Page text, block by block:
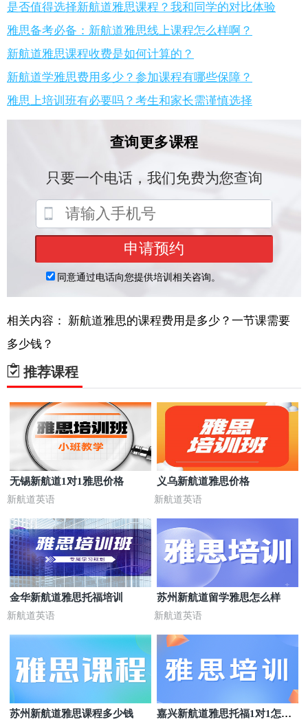
是否值得选择新航道雅思课程？我和同学的对比体验
雅思备考必备：新航道雅思线上课程怎么样啊？
新航道雅思课程收费是如何计算的？
新航道学雅思费用多少？参加课程有哪些保障？
雅思上培训班有必要吗？考生和家长需谨慎选择
相关内容： 新航道雅思的课程费用是多少？一节课需要
多少钱？
推荐课程
无锡新航道1对1雅思价格
新航道英语
义乌新航道雅思价格
新航道英语
金华新航道雅思托福培训
新航道英语
苏州新航道留学雅思怎么样
新航道英语
苏州新航道雅思课程多少钱
嘉兴新航道雅思托福1对1怎么